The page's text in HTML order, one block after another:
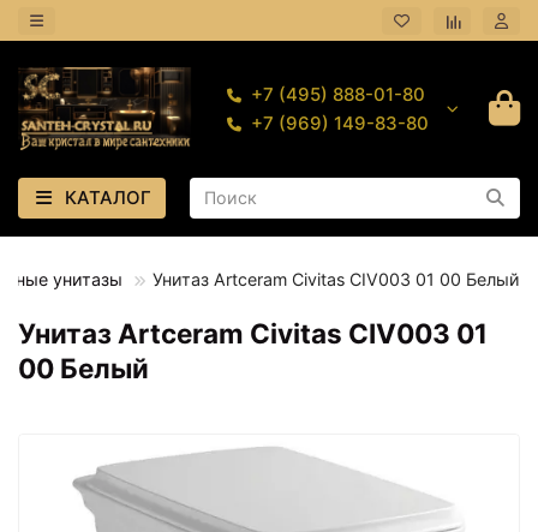
+7 (495) 888-01-80
+7 (969) 149-83-80
КАТАЛОГ
унитазы Унитаз Artceram Civitas CIV003 01 00 Белый
Унитаз Artceram Civitas CIV003 01
00 Белый